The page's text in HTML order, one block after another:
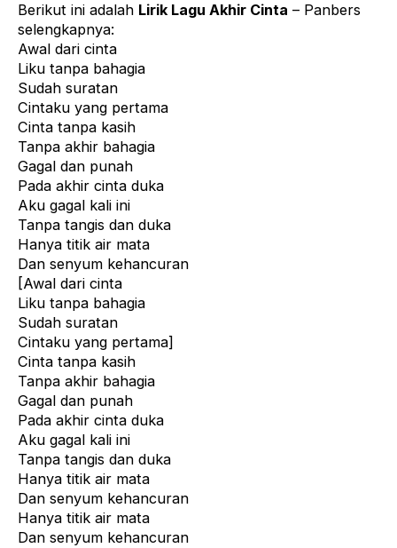
Berikut ini adalah Lirik Lagu Akhir Cinta – Panbers
selengkapnya:
Awal dari cinta
Liku tanpa bahagia
Sudah suratan
Cintaku yang pertama
Cinta tanpa kasih
Tanpa akhir bahagia
Gagal dan punah
Pada akhir cinta duka
Aku gagal kali ini
Tanpa tangis dan duka
Hanya titik air mata
Dan senyum kehancuran
[Awal dari cinta
Liku tanpa bahagia
Sudah suratan
Cintaku yang pertama]
Cinta tanpa kasih
Tanpa akhir bahagia
Gagal dan punah
Pada akhir cinta duka
Aku gagal kali ini
Tanpa tangis dan duka
Hanya titik air mata
Dan senyum kehancuran
Hanya titik air mata
Dan senyum kehancuran